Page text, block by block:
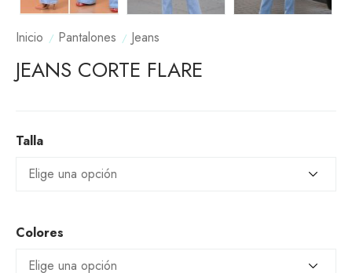
Inicio Pantalones Jeans
JEANS CORTE FLARE
Talla
Colores